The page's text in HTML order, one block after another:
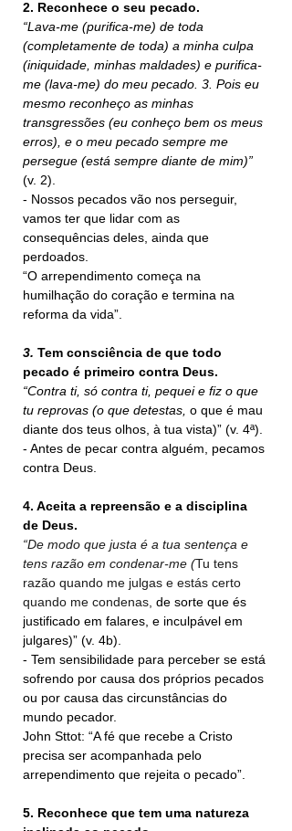
2. Reconhece o seu pecado.
“Lava-me (purifica-me) de toda
(completamente de toda) a minha culpa
(iniquidade, minhas maldades) e purifica-
me (lava-me) do meu pecado. 3. Pois eu
mesmo reconheço as minhas
transgressões (eu conheço bem os meus
erros), e o meu pecado sempre me
persegue (está sempre diante de mim)”
(v. 2).
- Nossos pecados vão nos perseguir,
vamos ter que lidar com as
consequências deles, ainda que
perdoados.
“O arrependimento começa na
humilhação do coração e termina na
reforma da vida”.
3. Tem consciência de que todo
pecado é primeiro contra Deus.
“Contra ti, só contra ti, pequei e fiz o que
tu reprovas (o que detestas, o que é mau
diante dos teus olhos, à tua vista)” (v. 4ª).
- Antes de pecar contra alguém, pecamos
contra Deus.
4. Aceita a repreensão e a disciplina
de Deus.
“De modo que justa é a tua sentença e
tens razão em condenar-me (Tu tens
razão quando me julgas e estás certo
quando me condenas, de sorte que és
justificado em falares, e inculpável em
julgares)” (v. 4b).
- Tem sensibilidade para perceber se está
sofrendo por causa dos próprios pecados
ou por causa das circunstâncias do
mundo pecador.
John Sttot: “A fé que recebe a Cristo
precisa ser acompanhada pelo
arrependimento que rejeita o pecado”.
5. Reconhece que tem uma natureza